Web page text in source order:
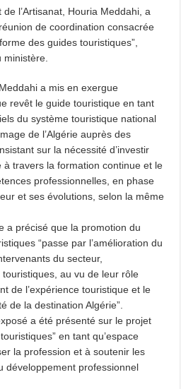
l’Artisanat, Houria Meddahi, a
de coordination consacrée
des guides touristiques”,
a mis en exergue
revêt le guide touristique en tant
du système touristique national
de l’Algérie auprès des
sur la nécessité d’investir
travers la formation continue et le
professionnelles, en phase
et ses évolutions, selon la même
a précisé que la promotion du
“passe par l’amélioration du
du secteur,
au vu de leur rôle
de l’expérience touristique et le
de la destination Algérie”.
a été présenté sur le projet
en tant qu’espace
la profession et à soutenir les
développement professionnel